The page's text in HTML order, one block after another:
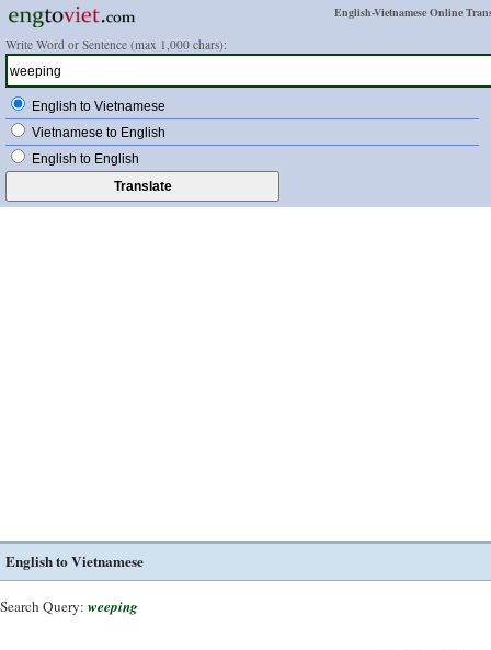
English-Vietnamese Online
Write Word or Sentence (max 1,000 chars):
English to Vietnamese
Vietnamese to English
English to English
English to Vietnamese
Search Query: weeping